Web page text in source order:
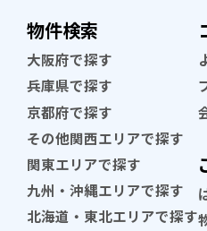
物件検索
大阪府で探す
兵庫県で探す
京都府で探す
その他関西エリアで探す
関東エリアで探す
九州・沖縄エリアで探す
北海道・東北エリアで探す